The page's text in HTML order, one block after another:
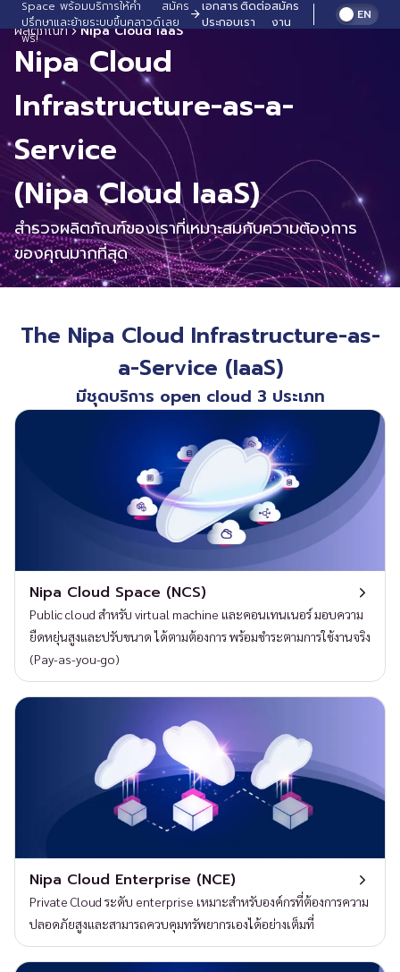
Space พร้อมบริการให้คำ
ปรึกษาและย้ายระบบขึ้นคลาวด์
ฟรี!
สมัคร
เลย
เอกสาร
ประกอบ
ติดต่อ
เรา
สมัคร
งาน
EN
ผลิตภัณฑ์ Nipa Cloud IaaS
Nipa Cloud
Infrastructure-as-a-
Service
(Nipa Cloud IaaS)
สำรวจผลิตภัณฑ์ของเราที่เหมาะสมกับความต้องการ
ของคุณมากที่สุด
The Nipa Cloud Infrastructure-as-
a-Service (IaaS)
มีชุดบริการ open cloud 3 ประเภท
Nipa Cloud Space (NCS)
Public cloud สำหรับ virtual machine และคอนเทนเนอร์ มอบความ
ยืดหยุ่นสูงและปรับขนาด ได้ตามต้องการ พร้อมชำระตามการใช้งานจริง
(Pay-as-you-go)
Nipa Cloud Enterprise (NCE)
Private Cloud ระดับ enterprise เหมาะสำหรับองค์กรที่ต้องการความ
ปลอดภัยสูงและสามารถควบคุมทรัพยากรเองได้อย่างเต็มที่